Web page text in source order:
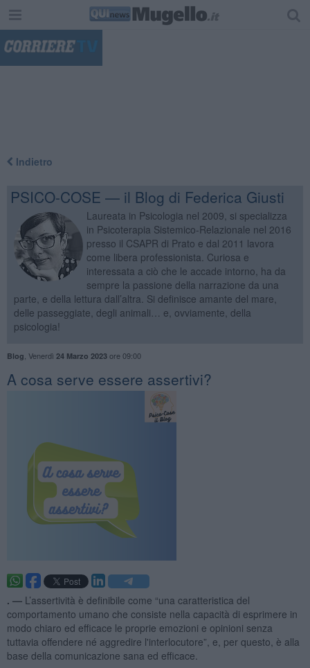
Indietro
PSICO-COSE — il Blog di Federica Giusti
Laureata in Psicologia nel 2009, si specializza
in Psicoterapia Sistemico-Relazionale nel 2016
presso il CSAPR di Prato e dal 2011 lavora
come libera professionista. Curiosa e
interessata a ciò che le accade intorno, ha da
sempre la passione della narrazione da una
parte, e della lettura dall’altra. Si definisce amante del mare,
delle passeggiate, degli animali… e, ovviamente, della
psicologia!
Blog Venerdì 24 Marzo 2023ore 09:00
A cosa serve essere assertivi?
. — L’assertività è definibile come “una caratteristica del
comportamento umano che consiste nella capacità di esprimere in
modo chiaro ed efficace le proprie emozioni e opinioni senza
tuttavia offendere né aggredire l'interlocutore”, e, per questo, è alla
base della comunicazione sana ed efficace.